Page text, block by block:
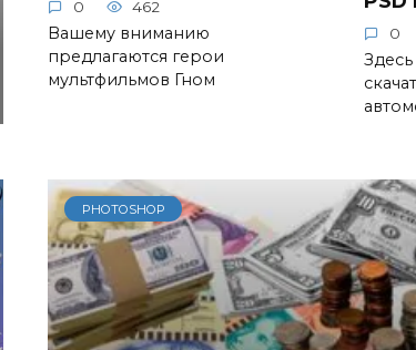
0 462
Вашему вниманию
предлагаются герои
мультфильмов Гном
0
PHOTOSHOP